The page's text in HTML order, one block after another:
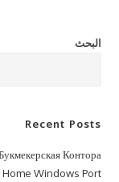
البحث
Recent Posts
Контора
Windows Port”